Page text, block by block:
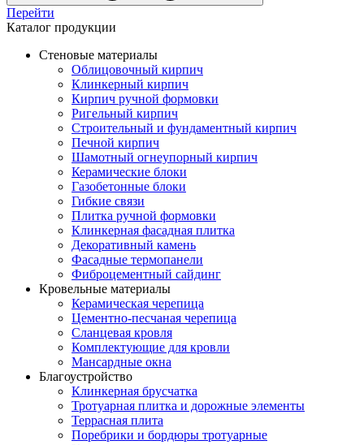
Перейти
Каталог продукции
Стеновые материалы
Облицовочный кирпич
Клинкерный кирпич
Кирпич ручной формовки
Ригельный кирпич
Строительный и фундаментный кирпич
Печной кирпич
Шамотный огнеупорный кирпич
Керамические блоки
Газобетонные блоки
Гибкие связи
Плитка ручной формовки
Клинкерная фасадная плитка
Декоративный камень
Фасадные термопанели
Фиброцементный сайдинг
Кровельные материалы
Керамическая черепица
Цементно-песчаная черепица
Сланцевая кровля
Комплектующие для кровли
Мансардные окна
Благоустройство
Клинкерная брусчатка
Тротуарная плитка и дорожные элементы
Террасная плита
Поребрики и бордюры тротуарные